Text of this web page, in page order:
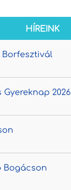
HÍREINK
Borfesztivál
2026
Bogácson